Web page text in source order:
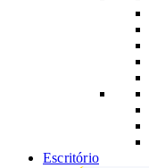
Escritório